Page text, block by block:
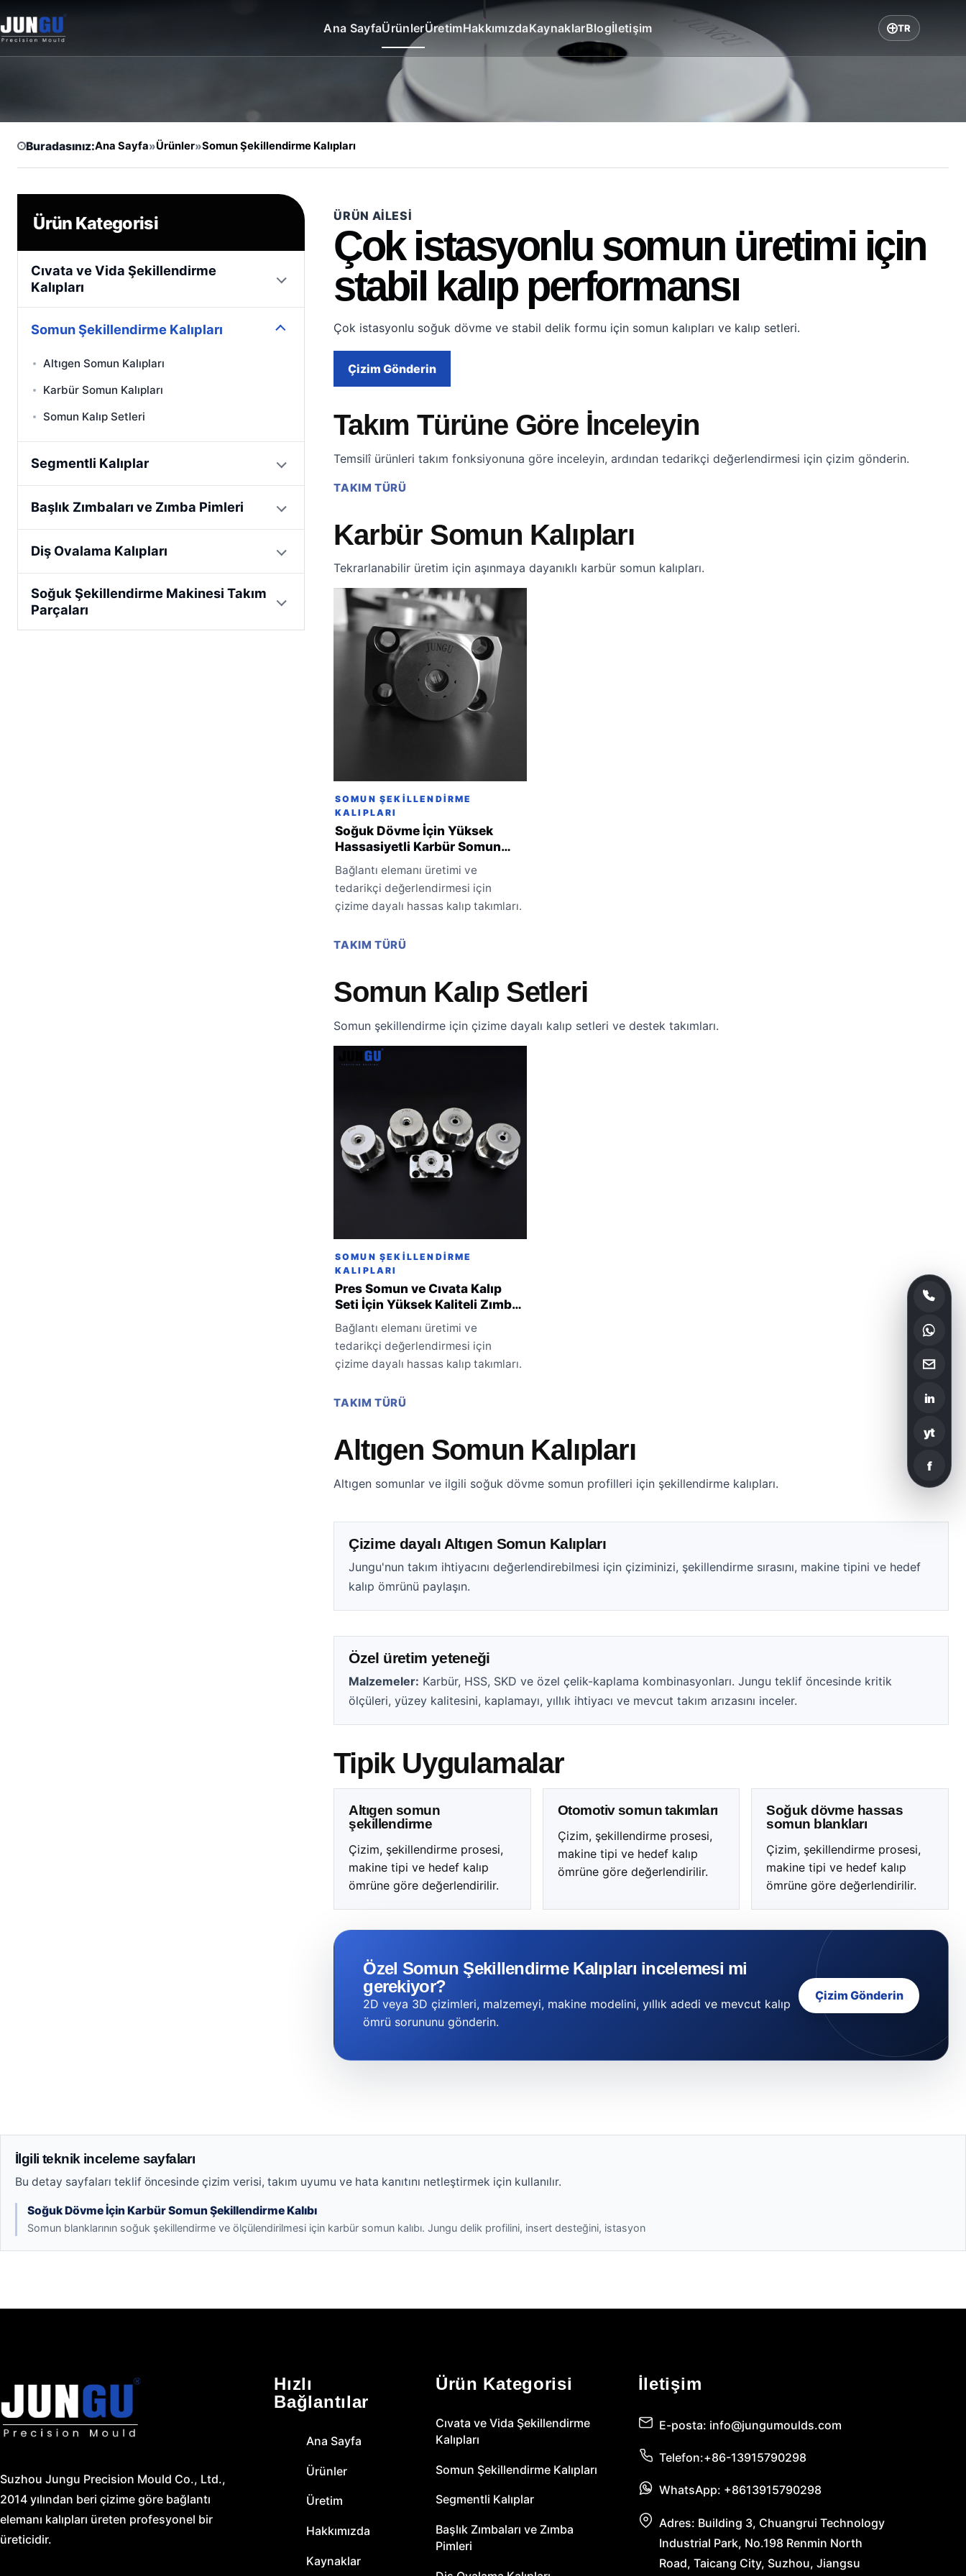
Ana SayfaÜrünlerÜretimHakkımızdaKaynaklarBlogİletişim TR
Buradasınız:Ana Sayfa»Ürünler»Somun Şekillendirme Kalıpları
Ürün Kategorisi
Cıvata ve Vida Şekillendirme
Kalıpları
Somun Şekillendirme Kalıpları
Altıgen Somun Kalıpları
Karbür Somun Kalıpları
Somun Kalıp Setleri
Segmentli Kalıplar
Başlık Zımbaları ve Zımba Pimleri
Diş Ovalama Kalıpları
Soğuk Şekillendirme Makinesi Takım
Parçaları
ÜRÜN AILESI
Çok istasyonlu somun üretimi için
stabil kalıp performansı
Çok istasyonlu soğuk dövme ve stabil delik formu için somun kalıpları ve kalıp setleri.
Çizim Gönderin
Takım Türüne Göre İnceleyin
Temsilî ürünleri takım fonksiyonuna göre inceleyin, ardından tedarikçi değerlendirmesi için çizim gönderin.
TAKIM TÜRÜ
Karbür Somun Kalıpları
Tekrarlanabilir üretim için aşınmaya dayanıklı karbür somun kalıpları.
SOMUN ŞEKILLENDIRME
KALIPLARI
Soğuk Dövme İçin Yüksek
Hassasiyetli Karbür Somun
Kalıbı
Bağlantı elemanı üretimi ve
tedarikçi değerlendirmesi için
çizime dayalı hassas kalıp takımları.
TAKIM TÜRÜ
Somun Kalıp Setleri
Somun şekillendirme için çizime dayalı kalıp setleri ve destek takımları.
SOMUN ŞEKILLENDIRME
KALIPLARI
Pres Somun ve Cıvata Kalıp
Seti İçin Yüksek Kaliteli Zımba
Kalıpları
Bağlantı elemanı üretimi ve
tedarikçi değerlendirmesi için
çizime dayalı hassas kalıp takımları.
TAKIM TÜRÜ
Altıgen Somun Kalıpları
Altıgen somunlar ve ilgili soğuk dövme somun profilleri için şekillendirme kalıpları.
Çizime dayalı Altıgen Somun Kalıpları
Jungu'nun takım ihtiyacını değerlendirebilmesi için çiziminizi, şekillendirme sırasını, makine tipini ve hedef
kalıp ömrünü paylaşın.
Özel üretim yeteneği
Malzemeler: Karbür, HSS, SKD ve özel çelik-kaplama kombinasyonları. Jungu teklif öncesinde kritik
ölçüleri, yüzey kalitesini, kaplamayı, yıllık ihtiyacı ve mevcut takım arızasını inceler.
Tipik Uygulamalar
Altıgen somun
şekillendirme
Çizim, şekillendirme prosesi,
makine tipi ve hedef kalıp
ömrüne göre değerlendirilir.
Otomotiv somun takımları
Çizim, şekillendirme prosesi,
makine tipi ve hedef kalıp
ömrüne göre değerlendirilir.
Soğuk dövme hassas
somun blankları
Çizim, şekillendirme prosesi,
makine tipi ve hedef kalıp
ömrüne göre değerlendirilir.
Özel Somun Şekillendirme Kalıpları incelemesi mi
gerekiyor?
2D veya 3D çizimleri, malzemeyi, makine modelini, yıllık adedi ve mevcut kalıp
ömrü sorununu gönderin.
Çizim Gönderin
İlgili teknik inceleme sayfaları
Bu detay sayfaları teklif öncesinde çizim verisi, takım uyumu ve hata kanıtını netleştirmek için kullanılır.
Soğuk Dövme İçin Karbür Somun Şekillendirme Kalıbı
Somun blanklarının soğuk şekillendirme ve ölçülendirilmesi için karbür somun kalıbı. Jungu delik profilini, insert desteğini, istasyon
Suzhou Jungu Precision Mould Co., Ltd.,
2014 yılından beri çizime göre bağlantı
elemanı kalıpları üreten profesyonel bir
üreticidir.
Hızlı
Bağlantılar
Ana Sayfa
Ürünler
Üretim
Hakkımızda
Kaynaklar
Ürün Kategorisi
Cıvata ve Vida Şekillendirme
Kalıpları
Somun Şekillendirme Kalıpları
Segmentli Kalıplar
Başlık Zımbaları ve Zımba
Pimleri
İletişim
E-posta: info@jungumoulds.com
Telefon:+86-13915790298
WhatsApp: +8613915790298
Adres: Building 3, Chuangrui Technology
Industrial Park, No.198 Renmin North
Road, Taicang City, Suzhou, Jiangsu
in
yt
f